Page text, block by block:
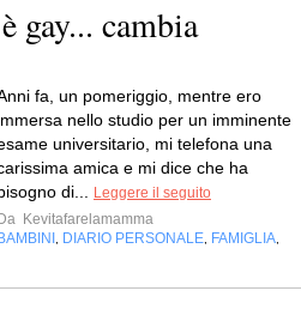
gay... cambia
fa, un pomeriggio, mentre ero
nello studio per un imminente
universitario, mi telefona una
amica e mi dice che ha
di...
Leggere il seguito
Da Kevitafarelamamma
BAMBINI
DIARIO PERSONALE FAMIGLIA